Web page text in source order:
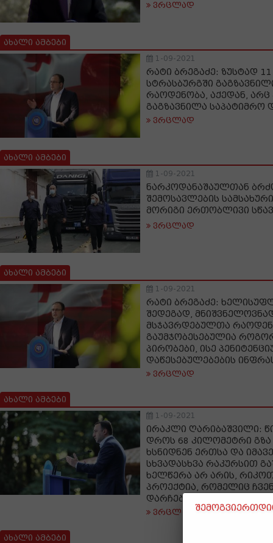
ვრცლად
ახალი ამბები
1-09-2021
რატი ბრეგაძე: ზუსტად
სტრასბურგში
რაოდენობა, აქედან,
გაგზავნილა საპატიმრო
ვრცლად
ახალი ამბები
1-09-2021
ნარკოდანაშაულთან
შემოსავლების
მორიგი ერთობლივი
ვრცლად
ახალი ამბები
1-09-2021
რატი ბრეგაძე:
შედეგად,
მსჯავრდებულთა
გაუმჯობესებულია
პირობები, ისე
დაწესებულებების
ვრცლად
ახალი ამბები
1-09-2021
ირაკლი ღარიბაშვილი:
დროს 68 კილომეტრი გზა
ხსნიდნენ ერთსა და
სხვადასხვა რაკურსით
ხელწერა არ არის,
პროექტია, რომელიც
დარჩება
ვრცლად
ახალი ამბები